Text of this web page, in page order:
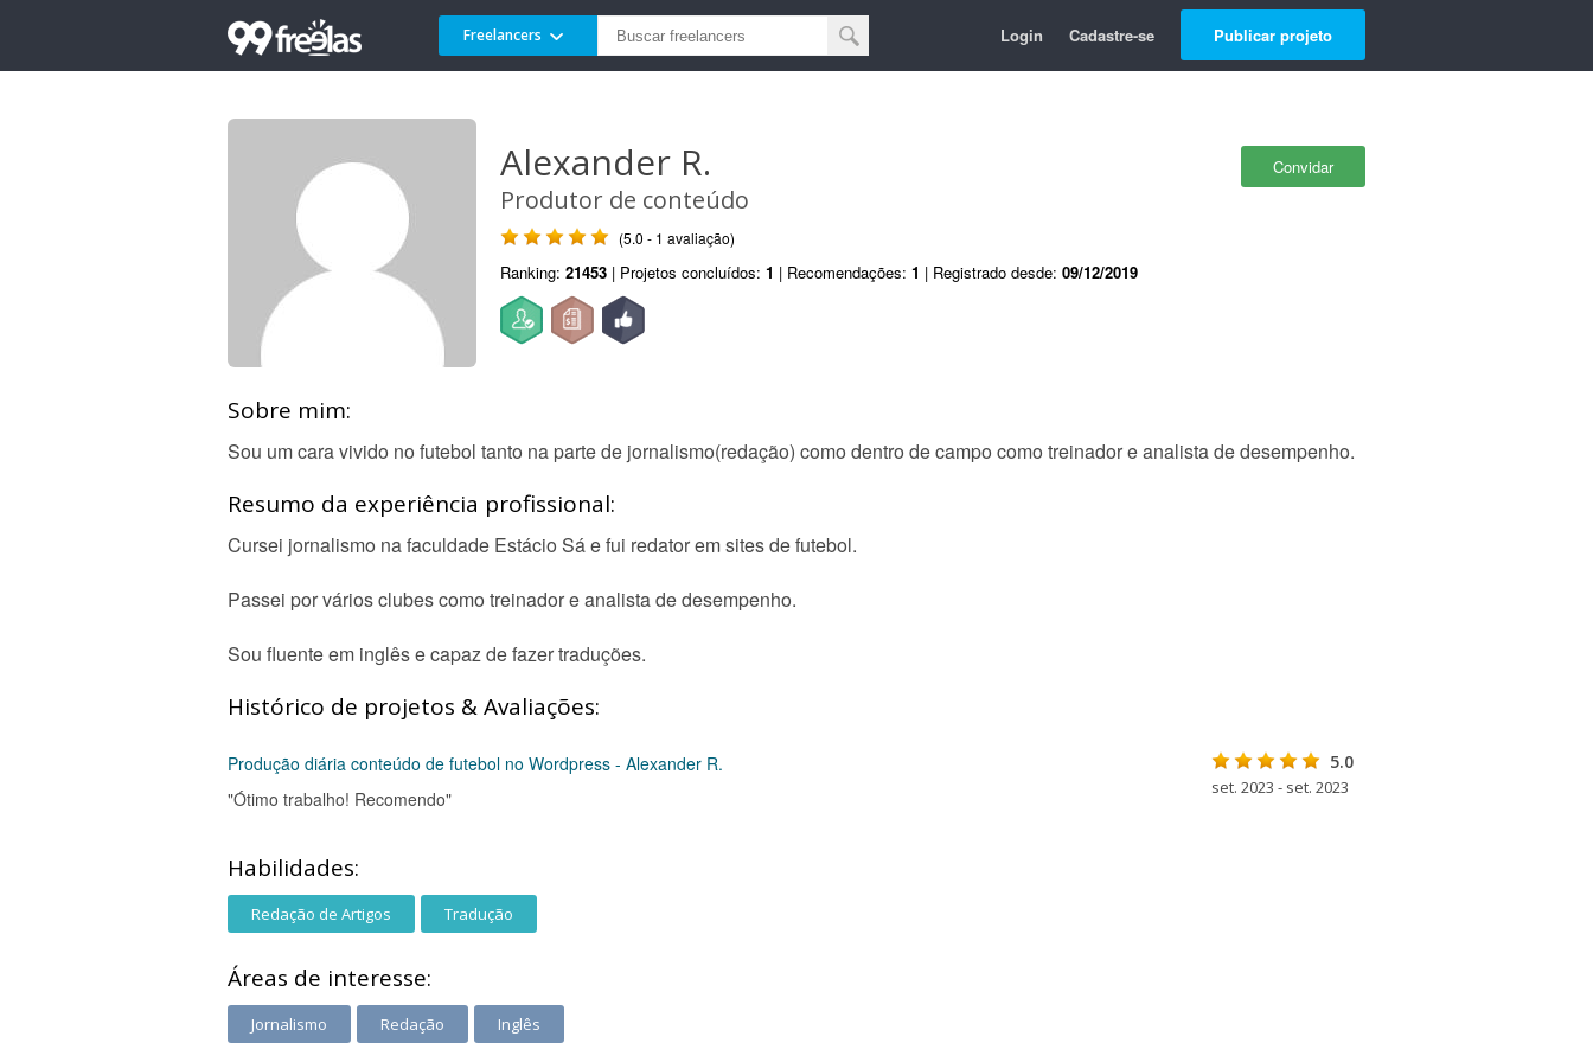
Freelancers Login Cadastre-se Publicar projeto
Convidar
Alexander R.
Produtor de conteúdo
(5.0 - 1 avaliação)
Ranking: 21453 | Projetos concluídos: 1 | Recomendações: 1 | Registrado desde: 09/12/2019
Sobre mim:
Sou um cara vivido no futebol tanto na parte de jornalismo(redação) como dentro de campo como treinador e analista de desempenho.
Resumo da experiência profissional:
Cursei jornalismo na faculdade Estácio Sá e fui redator em sites de futebol.
Passei por vários clubes como treinador e analista de desempenho.
Sou fluente em inglês e capaz de fazer traduções.
Histórico de projetos & Avaliações:
Produção diária conteúdo de futebol no Wordpress - Alexander R.
"Ótimo trabalho! Recomendo"
5.0
set. 2023 - set. 2023
Habilidades:
Redação de Artigos Tradução
Áreas de interesse:
Jornalismo Redação Inglês